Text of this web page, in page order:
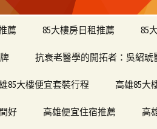
薦 85大樓房日租推薦 85
抗衰老醫學的開拓者：吳紹琥
85大樓便宜套裝行程 高雄85大
好 高雄便宜住宿推薦 高